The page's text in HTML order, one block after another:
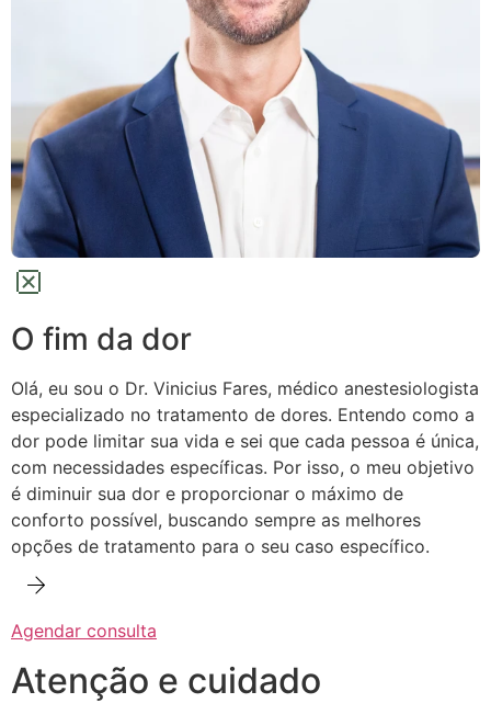
O fim da dor
Olá, eu sou o Dr. Vinicius Fares, médico anestesiologista
especializado no tratamento de dores. Entendo como a
dor pode limitar sua vida e sei que cada pessoa é única,
com necessidades específicas. Por isso, o meu objetivo
é diminuir sua dor e proporcionar o máximo de
conforto possível, buscando sempre as melhores
opções de tratamento para o seu caso específico.
Agendar consulta
Atenção e cuidado